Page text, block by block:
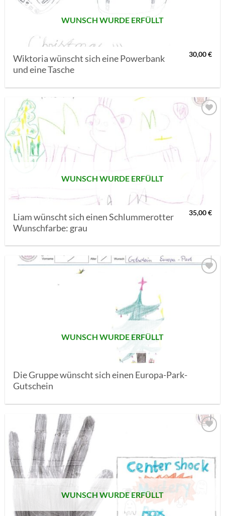
WUNSCH WURDE ERFÜLLT
Wiktoria wünscht sich eine Powerbank
und eine Tasche
30,00€
WUNSCH WURDE ERFÜLLT
Liam wünscht sich einen Schlummerotter
Wunschfarbe: grau
35,00€
WUNSCH WURDE ERFÜLLT
Die Gruppe wünscht sich einen Europa-Park-
Gutschein
SETZEN
WUNSCH WURDE ERFÜLLT